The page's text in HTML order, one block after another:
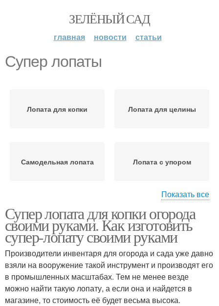
ЗЕЛЁНЫЙ САД
главная новости статьи
Супер лопаты
Лопата для копки Лопата для целины
Самодельная лопата Лопата с упором
Лопата из вил Лопата с переворотом
Показать все
Супер лопата для копки огорода
своими руками. Как изготовить
супер-лопату своими руками
Производители инвентаря для огорода и сада уже давно
взяли на вооружение такой инструмент и производят его
в промышленных масштабах. Тем не менее везде
можно найти такую лопату, а если она и найдется в
магазине, то стоимость её будет весьма высока.